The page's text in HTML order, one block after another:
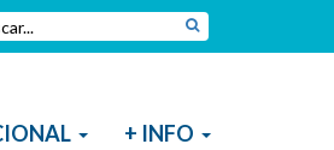
+ INFO